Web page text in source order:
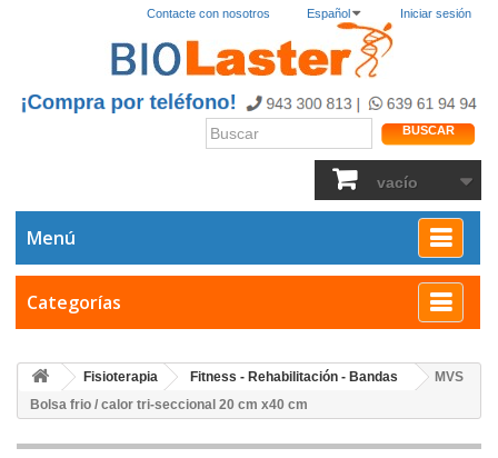
Iniciar sesión
Español
Contacte con nosotros
BUSCAR
vacío
Menú
Categorías
Fisioterapia Fitness - Rehabilitación - Bandas
MVS
Bolsa frio / calor tri-seccional 20 cm x40 cm